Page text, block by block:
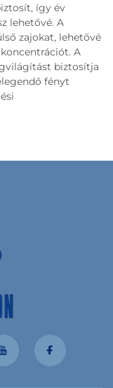
így év
lehetővé. A
zajokat, lehetővé
A
biztosítja
fényt